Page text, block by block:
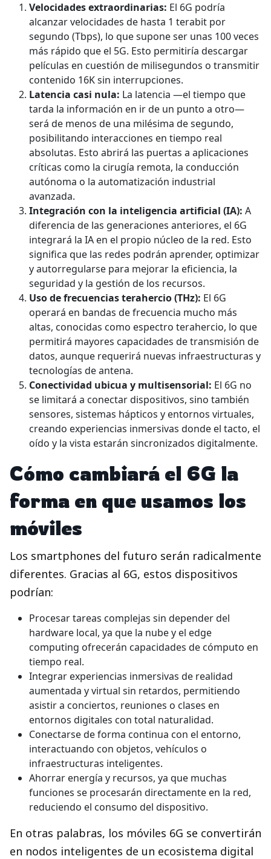
Velocidades extraordinarias: El 6G podría
alcanzar velocidades de hasta 1 terabit por
segundo (Tbps), lo que supone ser unas 100 veces
más rápido que el 5G. Esto permitiría descargar
películas en cuestión de milisegundos o transmitir
contenido 16K sin interrupciones.
Latencia casi nula: La latencia —el tiempo que
tarda la información en ir de un punto a otro—
será de menos de una milésima de segundo,
posibilitando interacciones en tiempo real
absolutas. Esto abrirá las puertas a aplicaciones
críticas como la cirugía remota, la conducción
autónoma o la automatización industrial
avanzada.
Integración con la inteligencia artificial (IA): A
diferencia de las generaciones anteriores, el 6G
integrará la IA en el propio núcleo de la red. Esto
significa que las redes podrán aprender, optimizar
y autorregularse para mejorar la eficiencia, la
seguridad y la gestión de los recursos.
Uso de frecuencias terahercio (THz): El 6G
operará en bandas de frecuencia mucho más
altas, conocidas como espectro terahercio, lo que
permitirá mayores capacidades de transmisión de
datos, aunque requerirá nuevas infraestructuras y
tecnologías de antena.
Conectividad ubicua y multisensorial: El 6G no
se limitará a conectar dispositivos, sino también
sensores, sistemas hápticos y entornos virtuales,
creando experiencias inmersivas donde el tacto, el
oído y la vista estarán sincronizados digitalmente.
Cómo cambiará el 6G la
forma en que usamos los
móviles
Los smartphones del futuro serán radicalmente
diferentes. Gracias al 6G, estos dispositivos
podrían:
Procesar tareas complejas sin depender del
hardware local, ya que la nube y el edge
computing ofrecerán capacidades de cómputo en
tiempo real.
Integrar experiencias inmersivas de realidad
aumentada y virtual sin retardos, permitiendo
asistir a conciertos, reuniones o clases en
entornos digitales con total naturalidad.
Conectarse de forma continua con el entorno,
interactuando con objetos, vehículos o
infraestructuras inteligentes.
Ahorrar energía y recursos, ya que muchas
funciones se procesarán directamente en la red,
reduciendo el consumo del dispositivo.
En otras palabras, los móviles 6G se convertirán
en nodos inteligentes de un ecosistema digital